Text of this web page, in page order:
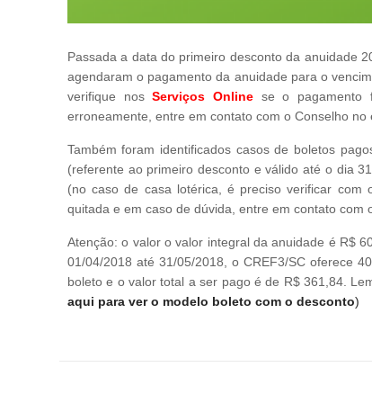
Passada a data do primeiro desconto da anuidade
agendaram o pagamento da anuidade para o
verifique nosServiços Online se o pagamento
erroneamente, entre em contato com o Conselho no
Também foram identificados casos de boletos
(referente ao primeiro desconto e válido até o dia
(no caso de casa lotérica, é preciso verificar
quitada e em caso de dúvida, entre em contato com
Atenção: o valor o valor integral da anuidade é R$
01/04/2018 até 31/05/2018, o CREF3/SC oferece
boleto e o valor total a ser pago é de R$ 361,84.
aqui para ver o modelo boleto com o desconto)